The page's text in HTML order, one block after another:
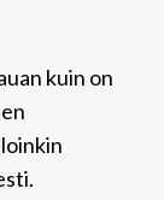
kuin on